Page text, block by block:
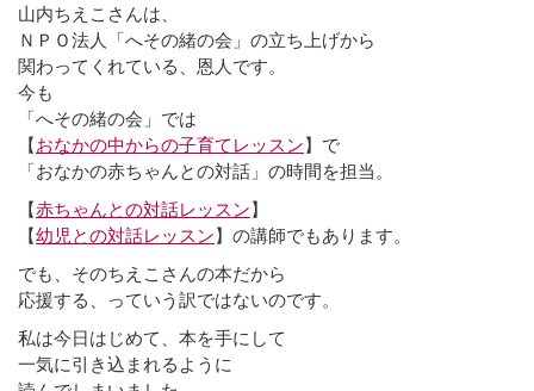
山内ちえこさんは、
ＮＰＯ法人「へその緒の会」の立ち上げから
関わってくれている、恩人です。
今も
「へその緒の会」では
【おなかの中からの子育てレッスン】で
「おなかの赤ちゃんとの対話」の時間を担当。
【赤ちゃんとの対話レッスン】
【幼児との対話レッスン】の講師でもあります。
でも、そのちえこさんの本だから
応援する、っていう訳ではないのです。
私は今日はじめて、本を手にして
一気に引き込まれるように